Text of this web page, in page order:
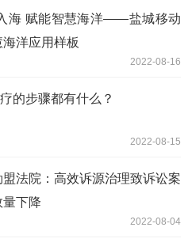
海 赋能智慧海洋——盐城移动
洋应用样板
2022-08-16
的步骤都有什么？
2022-08-15
法院：高效诉源治理致诉讼案
下降
2022-08-04